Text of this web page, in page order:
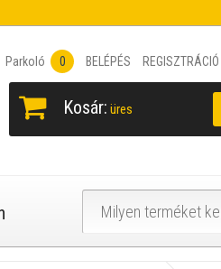
Parkoló 0 BELÉPÉS REGISZTRÁCIÓ
Kosár: üres